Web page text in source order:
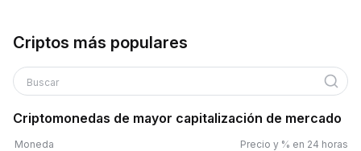
Criptos más populares
Buscar
Criptomonedas de mayor capitalización de mercado
Moneda Precio y % en 24 horas